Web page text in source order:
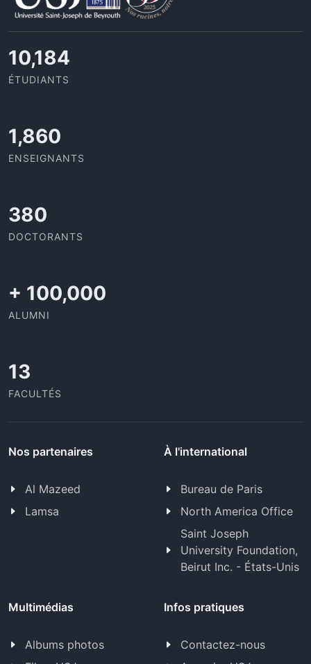
10,801
ÉTUDIANTS
1,973
ENSEIGNANTS
403
DOCTORANTS
+ 100,000
ALUMNI
13
FACULTÉS
Nos partenaires
Al Mazeed
Lamsa
À l'international
Bureau de Paris
North America Office
Saint Joseph
University Foundation,
Beirut Inc. - États-Unis
Multimédias
Albums photos
Infos pratiques
Contactez-nous